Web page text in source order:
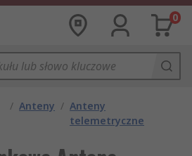
0
/ Anteny / Anteny
telemetryczne